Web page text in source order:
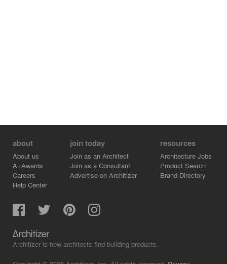
about
About us
A+Awards
Careers
Help Center
join today
Join as an Architect
Join as a Consultant
Advertise on Architizer
resources
Architecture Jobs
Product Search
Brand Directory
Architizer is how architects find building products.